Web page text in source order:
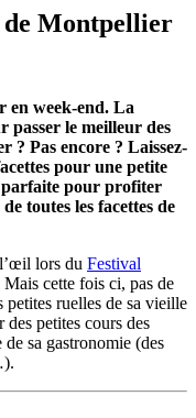
de Montpellier
en week-end. La
passer le meilleur des
? Pas encore ? Laissez-
pour une petite
parfaite pour profiter
toutes les facettes de
lors du Festival
cette fois ci, pas de
petites ruelles de sa vieille
petites cours des
sa gastronomie (des